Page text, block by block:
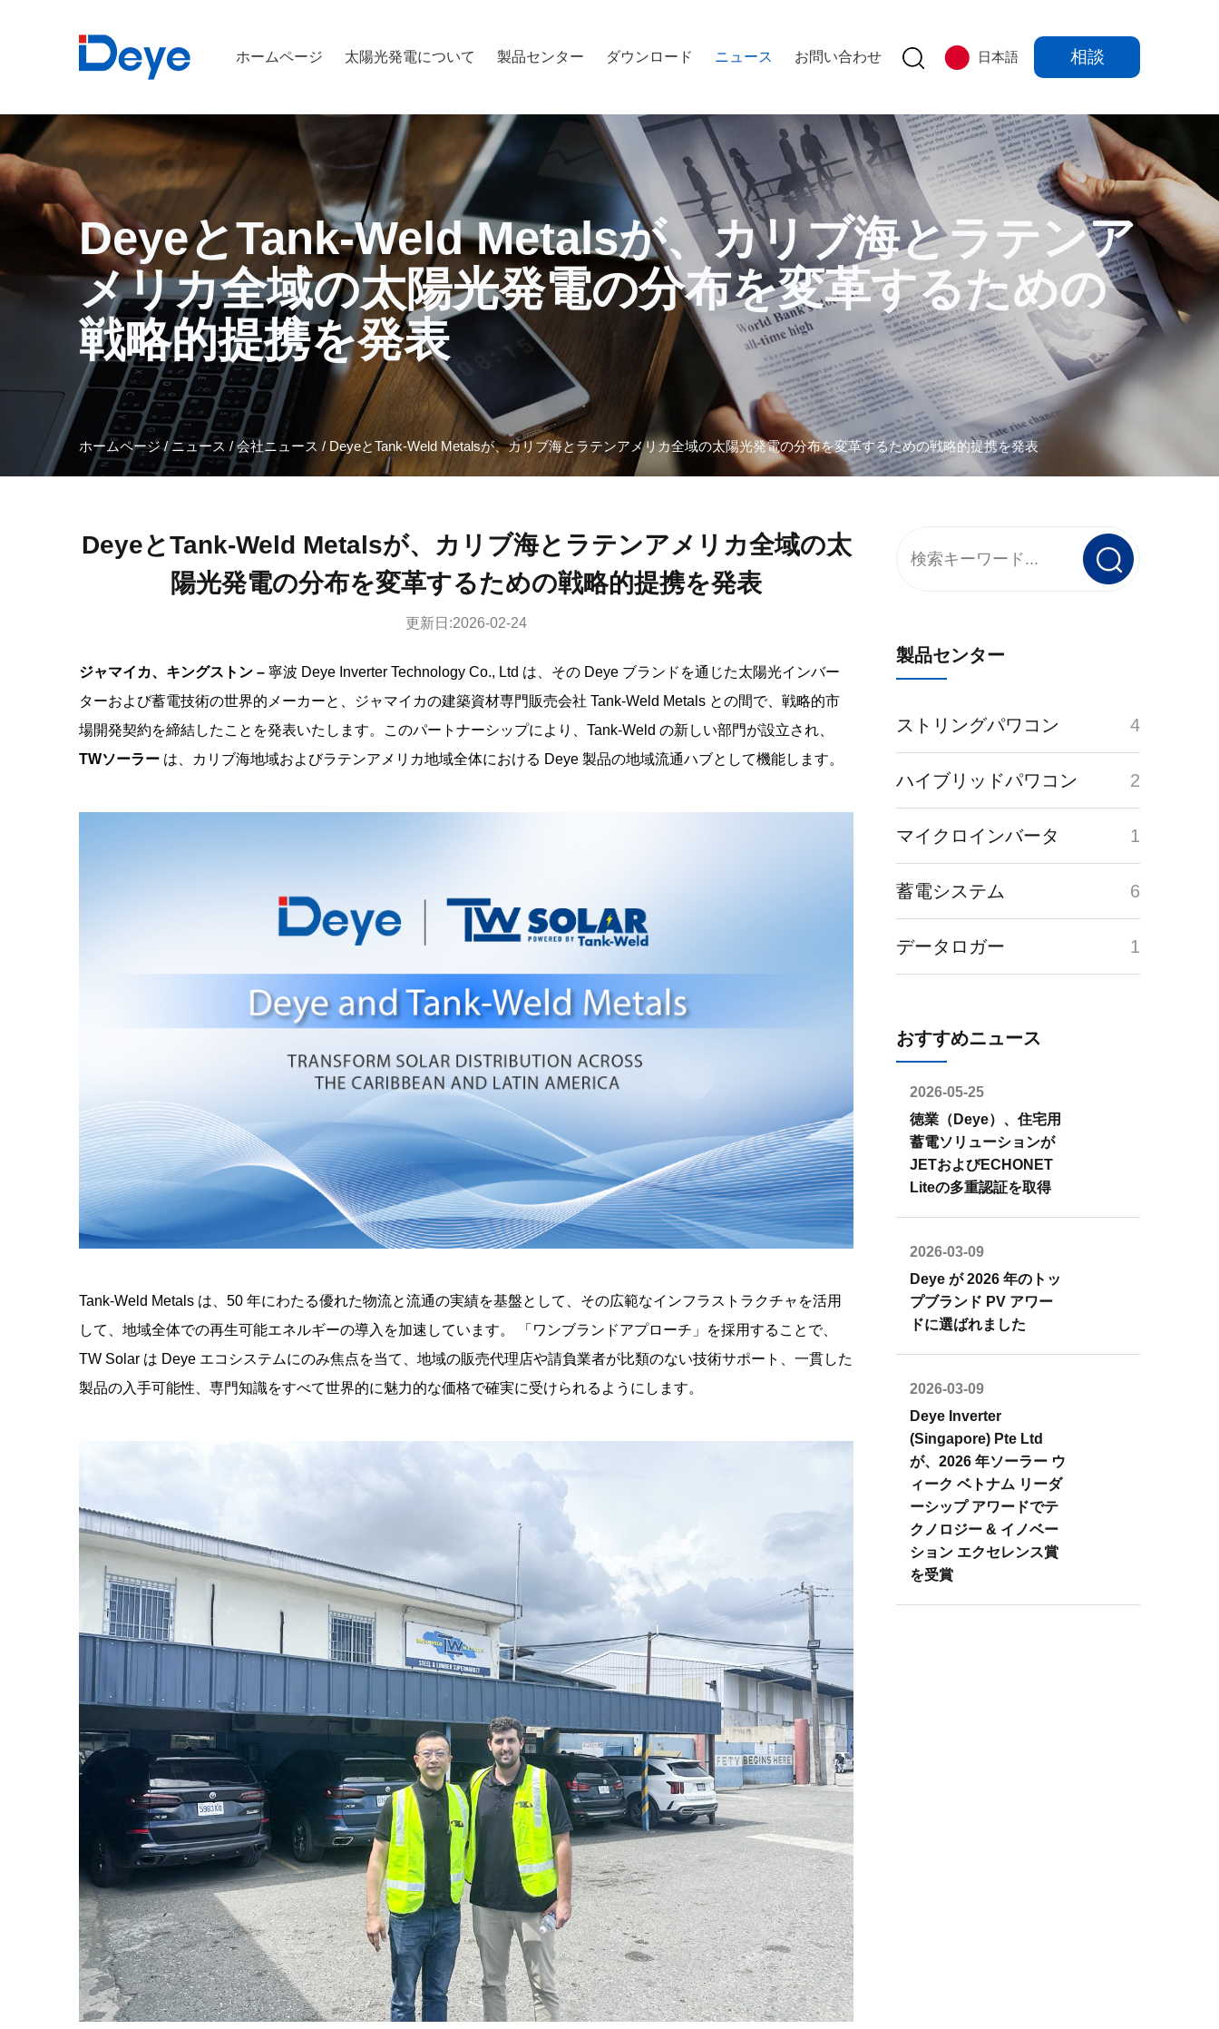
ホームページ 太陽光発電について 製品センター ダウンロード ニュース お問い合わせ 日本語 相談
DeyeとTank-Weld Metalsが、カリブ海とラテンア
メリカ全域の太陽光発電の分布を変革するための
戦略的提携を発表
ホームページ/ニュース /会社ニュース / DeyeとTank-Weld Metalsが、カリブ海とラテンアメリカ全域の太陽光発電の分布を変革するための戦略的提携を発表
DeyeとTank-Weld Metalsが、カリブ海とラテンアメリカ全域の太
陽光発電の分布を変革するための戦略的提携を発表
更新日:2026-02-24
ジャマイカ、キングストン – 寧波 Deye Inverter Technology Co., Ltd は、その Deye ブランドを通じた太陽光インバー
ターおよび蓄電技術の世界的メーカーと、ジャマイカの建築資材専門販売会社 Tank-Weld Metals との間で、戦略的市
場開発契約を締結したことを発表いたします。このパートナーシップにより、Tank-Weld の新しい部門が設立され、
TWソーラー は、カリブ海地域およびラテンアメリカ地域全体における Deye 製品の地域流通ハブとして機能します。
Tank-Weld Metals は、50 年にわたる優れた物流と流通の実績を基盤として、その広範なインフラストラクチャを活用
して、地域全体での再生可能エネルギーの導入を加速しています。 「ワンブランドアプローチ」を採用することで、
TW Solar は Deye エコシステムにのみ焦点を当て、地域の販売代理店や請負業者が比類のない技術サポート、一貫した
製品の入手可能性、専門知識をすべて世界的に魅力的な価格で確実に受けられるようにします。
製品センター
ストリングパワコン 4
ハイブリッドパワコン 2
マイクロインバータ 1
蓄電システム 6
データロガー 1
おすすめニュース
2026-05-25
徳業（Deye）、住宅用
蓄電ソリューションが
JETおよびECHONET
Liteの多重認証を取得
2026-03-09
Deye が 2026 年のトッ
プブランド PV アワー
ドに選ばれました
2026-03-09
Deye Inverter
(Singapore) Pte Ltd
が、2026 年ソーラー ウ
ィーク ベトナム リーダ
ーシップ アワードでテ
クノロジー & イノベー
ション エクセレンス賞
を受賞